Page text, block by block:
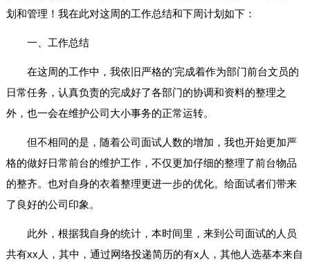
划和管理！我在此对这周的工作总结和下周计划如下：
一、工作总结
在这周的工作中，我依旧严格的'完成着作为部门前台文员的
日常任务，认真负责的完成好了各部门的协调和资料的整理之
外，也一会在维护公司大小事务的正常运转。
但不相同的是，随着公司面试人数的增加，我也开始更加严
格的做好日常前台的维护工作，不仅更加仔细的整理了前台物品
的整齐。也对自身的衣着整理更进一步的优化。给面试者们带来
了良好的公司印象。
此外，根据我自身的统计，本时间里，来到公司面试的人员
共有xx人，其中，通过网络投递简历的有x人，其他人选基本来自